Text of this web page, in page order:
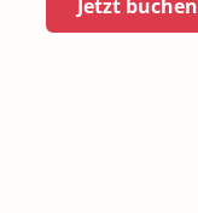
Jetzt buchen